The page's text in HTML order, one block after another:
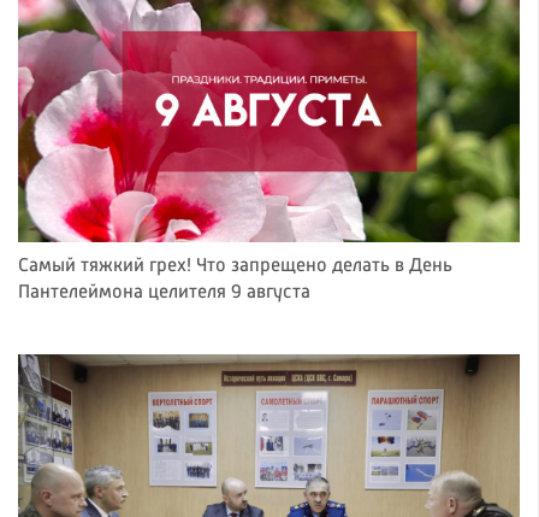
Самый тяжкий грех! Что запрещено делать в День
Пантелеймона целителя 9 августа